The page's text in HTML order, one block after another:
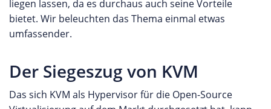
liegen lassen, da es durchaus auch seine Vorteile
bietet. Wir beleuchten das Thema einmal etwas
umfassender.
Der Siegeszug von KVM
Das sich KVM als Hypervisor für die Open-Source